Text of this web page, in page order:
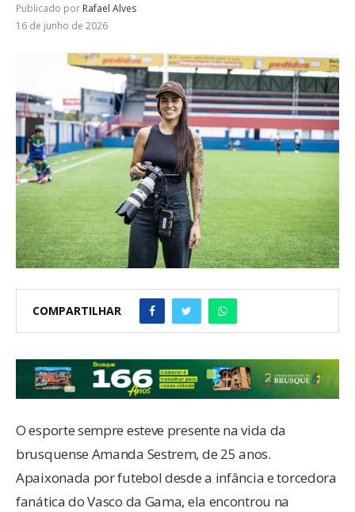
Publicado por Rafael Alves
16 de junho de 2026
COMPARTILHAR
O esporte sempre esteve presente na vida da
brusquense Amanda Sestrem, de 25 anos.
Apaixonada por futebol desde a infância e torcedora
fanática do Vasco da Gama, ela encontrou na